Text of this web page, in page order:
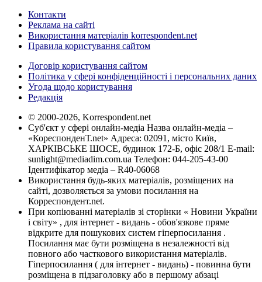
Контакти
Реклама на сайті
Використання матеріалів korrespondent.net
Правила користування сайтом
Договір користування сайтом
Політика у сфері конфіденційності і персональних даних
Угода щодо користування
Редакція
© 2000-2026, Korrespondent.net
Суб'єкт у сфері онлайн-медіа Назва онлайн-медіа –
«КореспонденТ.net» Адреса: 02091, місто Київ,
ХАРКІВСЬКЕ ШОСЕ, будинок 172-Б, офіс 208/1 E-mail:
sunlight@mediadim.com.ua Телефон: 044-205-43-00
Ідентифікатор медіа – R40-06068
Використання будь-яких матеріалів, розміщених на
сайті, дозволяється за умови посилання на
Корреспондент.net.
При копіюванні матеріалів зі сторінки « Новини України
і світу» , для інтернет - видань - обов'язкове пряме
відкрите для пошукових систем гіперпосилання .
Посилання має бути розміщена в незалежності від
повного або часткового використання матеріалів.
Гіперпосилання ( для інтернет - видань) - повинна бути
розміщена в підзаголовку або в першому абзаці